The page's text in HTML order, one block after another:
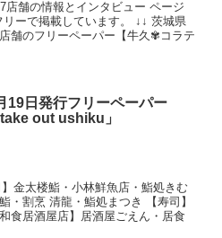
舗の情報とインタビュー ページ
ーで掲載しています。 ↓↓ 茨城県
舗のフリーペーパー【牛久✾コラテ
19日発行フリーペーパー
take out ushiku」
金太楼鮨・小林鮮魚店・鮨処きむ
・割烹 清龍・鮨処まつき 【寿司】
食居酒屋店】居酒屋ごえん・居食